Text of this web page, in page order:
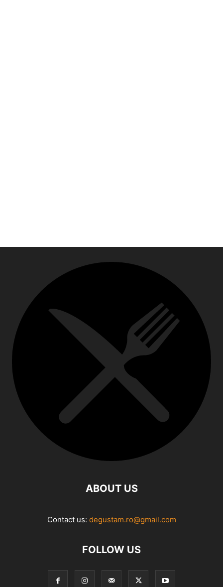
ABOUT US
Contact us: degustam.ro@gmail.com
FOLLOW US